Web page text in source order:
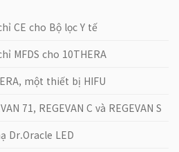
CE cho Bộ lọc Y tế
MFDS cho 10THERA
một thiết bị HIFU
71, REGEVAN C và REGEVAN S
Dr.Oracle LED